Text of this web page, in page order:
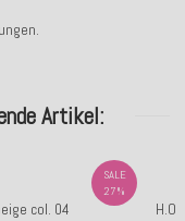
Artikel:
col. 04
SALE
27%